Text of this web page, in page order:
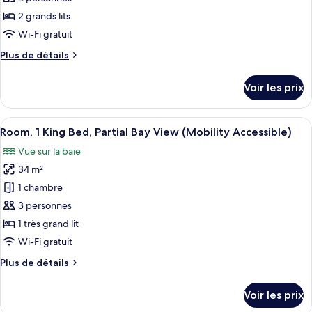
Roll-
In
Shower)
grand
lit
(Mobility
Accessible,
ce
type
chambre :
Beds
Partial
View
(Mobility
Accessible)
2 grands lits
Wi-Fi gratuit
Plus de détails
Plus
le
type
de
2
Queen
Beds
Partial
Bay
View
(Mobility
Accessible)
Voir les prix
Afficher
toutes
les
photos
pour
ce
type
de
chambre :
Room,
Une chambre d’hôtel dotée d’un
6
Room, 1 King Bed, Partial Bay View (Mobility Accessible)
Vue sur la baie
34 m²
1 chambre
3 personnes
1 très grand lit
Wi-Fi gratuit
Plus de détails
Plus
Voir les prix